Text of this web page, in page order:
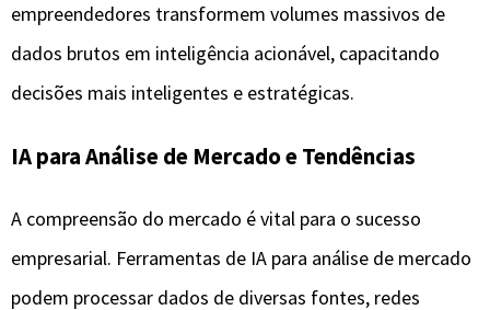
empreendedores transformem volumes massivos de
dados brutos em inteligência acionável, capacitando
decisões mais inteligentes e estratégicas.
IA para Análise de Mercado e Tendências
A compreensão do mercado é vital para o sucesso
empresarial. Ferramentas de IA para análise de mercado
podem processar dados de diversas fontes, redes